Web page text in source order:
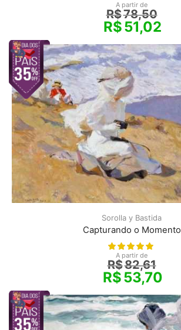
A partir de
R$78,50
R$51,02
Sorolla y Bastida
Capturando o Momento
A partir de
R$82,61
R$53,70